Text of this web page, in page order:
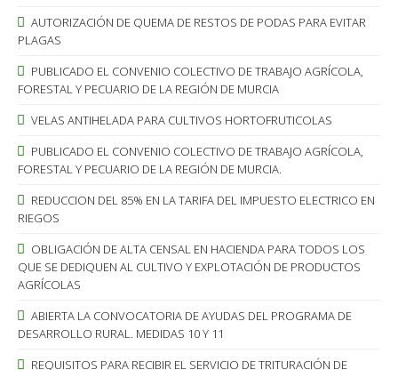
AUTORIZACIÓN DE QUEMA DE RESTOS DE PODAS PARA EVITAR
PLAGAS
PUBLICADO EL CONVENIO COLECTIVO DE TRABAJO AGRÍCOLA,
FORESTAL Y PECUARIO DE LA REGIÓN DE MURCIA
VELAS ANTIHELADA PARA CULTIVOS HORTOFRUTICOLAS
PUBLICADO EL CONVENIO COLECTIVO DE TRABAJO AGRÍCOLA,
FORESTAL Y PECUARIO DE LA REGIÓN DE MURCIA.
REDUCCION DEL 85% EN LA TARIFA DEL IMPUESTO ELECTRICO EN
RIEGOS
OBLIGACIÓN DE ALTA CENSAL EN HACIENDA PARA TODOS LOS
QUE SE DEDIQUEN AL CULTIVO Y EXPLOTACIÓN DE PRODUCTOS
AGRÍCOLAS
ABIERTA LA CONVOCATORIA DE AYUDAS DEL PROGRAMA DE
DESARROLLO RURAL. MEDIDAS 10 Y 11
REQUISITOS PARA RECIBIR EL SERVICIO DE TRITURACIÓN DE